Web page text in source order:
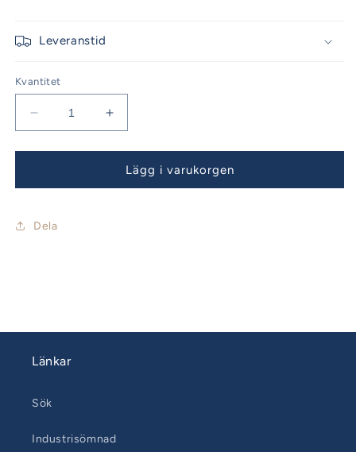
Leveranstid
Kvantitet
Minska
kvantitet
för
knapp
20mm
Öka
kvantitet
för
Norsk
knapp
Lägg i varukorgen
Dela
Länkar
Sök
Industrisömnad